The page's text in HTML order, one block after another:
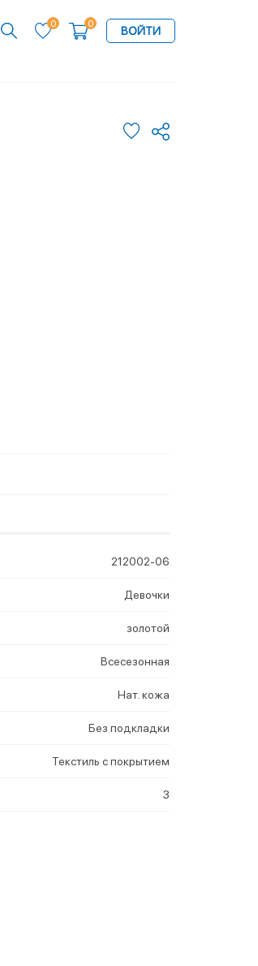
0 0
ВОЙТИ
212002-06
Девочки
золотой
Всесезонная
Нат. кожа
Без подкладки
Текстиль с покрытием
3